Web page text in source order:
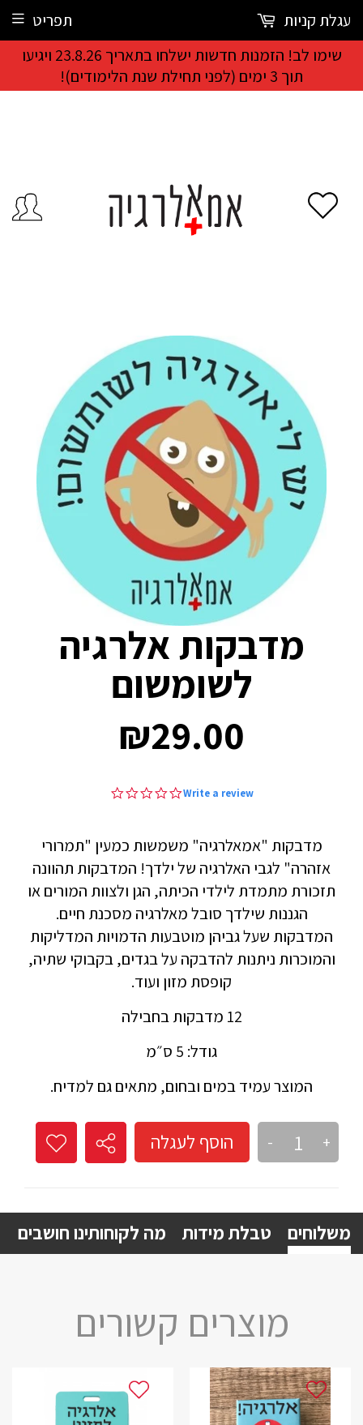
שימו לב! הזמנות חדשות ישלחו בתאריך 23.8.26 ויגיעו
תוך 3 ימים (לפני תחילת שנת הלימודים)!
תפריט עגלת קניות
מדבקות אלרגיה
לשומשום
₪29.00
0.0Write a review
מדבקות "אמאלרגיה" משמשות כמעין "תמרורי
אזהרה" לגבי האלרגיה של ילדך! המדבקות תהוונה
תזכורת מתמדת לילדי הכיתה, הגן ולצוות המורים או
הגננות שילדך סובל מאלרגיה מסכנת חיים.
המדבקות שעל גביהן מוטבעות הדמויות המדליקות
והמוכרות ניתנות להדבקה על בגדים, בקבוקי שתיה,
קופסת מזון ועוד.
12 מדבקות בחבילה
גודל: 5 ס״מ
המוצר עמיד במים ובחום, מתאים גם למדיח.
הוסף לעגלה +
-
משלוחים טבלת מידות מה לקוחותינו חושבים
מוצרים קשורים